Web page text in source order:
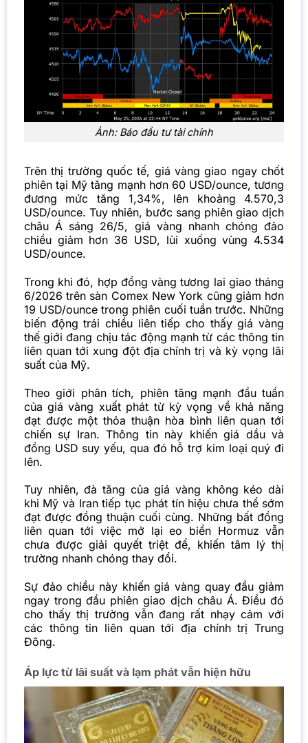
Ảnh: Báo đầu tư tài chính
Trên thị trường quốc tế, giá vàng giao ngay chốt
phiên tại Mỹ tăng mạnh hơn 60 USD/ounce, tương
đương mức tăng 1,34%, lên khoảng 4.570,3
USD/ounce. Tuy nhiên, bước sang phiên giao dịch
châu Á sáng 26/5, giá vàng nhanh chóng đảo
chiều giảm hơn 36 USD, lùi xuống vùng 4.534
USD/ounce.
Trong khi đó, hợp đồng vàng tương lai giao tháng
6/2026 trên sàn Comex New York cũng giảm hơn
19 USD/ounce trong phiên cuối tuần trước. Những
biến động trái chiều liên tiếp cho thấy giá vàng
thế giới đang chịu tác động mạnh từ các thông tin
liên quan tới xung đột địa chính trị và kỳ vọng lãi
suất của Mỹ.
Theo giới phân tích, phiên tăng mạnh đầu tuần
của giá vàng xuất phát từ kỳ vọng về khả năng
đạt được một thỏa thuận hòa bình liên quan tới
chiến sự Iran. Thông tin này khiến giá dầu và
đồng USD suy yếu, qua đó hỗ trợ kim loại quý đi
lên.
Tuy nhiên, đà tăng của giá vàng không kéo dài
khi Mỹ và Iran tiếp tục phát tín hiệu chưa thể sớm
đạt được đồng thuận cuối cùng. Những bất đồng
liên quan tới việc mở lại eo biển Hormuz vẫn
chưa được giải quyết triệt để, khiến tâm lý thị
trường nhanh chóng thay đổi.
Sự đảo chiều này khiến giá vàng quay đầu giảm
ngay trong đầu phiên giao dịch châu Á. Điều đó
cho thấy thị trường vẫn đang rất nhạy cảm với
các thông tin liên quan tới địa chính trị Trung
Đông.
Áp lực từ lãi suất và lạm phát vẫn hiện hữu